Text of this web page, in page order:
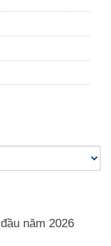
năm 2026